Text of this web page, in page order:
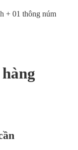
+ 01 thông núm